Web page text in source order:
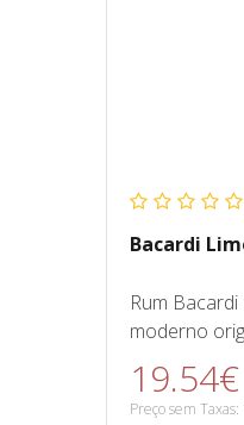
Bacardi
Rum
moderno
19.54€
Preço sem